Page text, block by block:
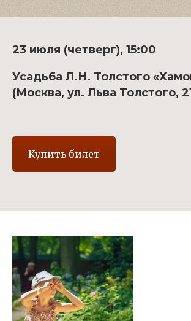
23 июля (четверг), 15:00
Усадьба Л.Н. Толстого
(Москва, ул. Льва Толстого,
Купить билет